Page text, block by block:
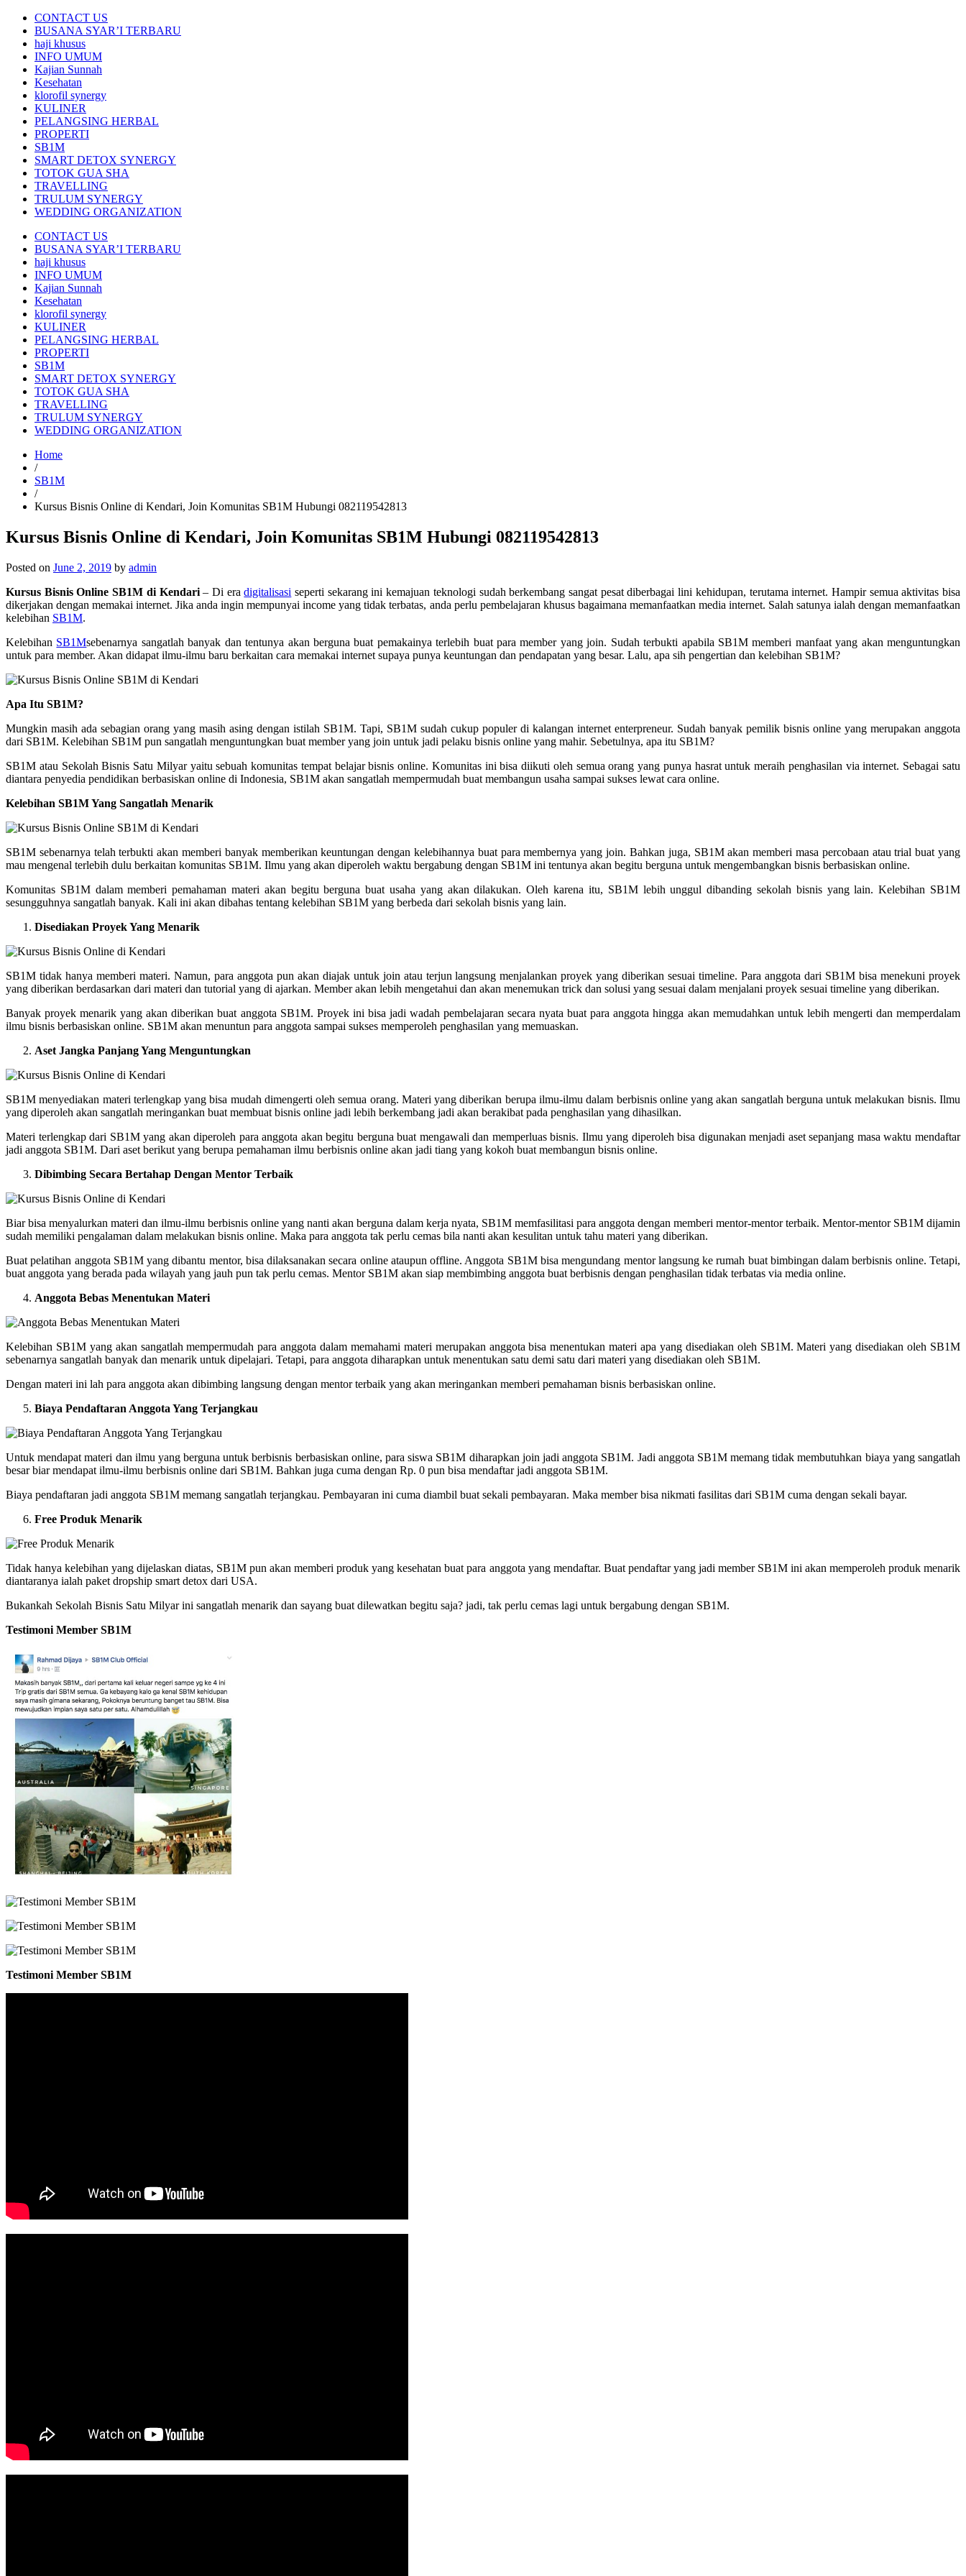
CONTACT US
BUSANA SYAR’I TERBARU
haji khusus
INFO UMUM
Kajian Sunnah
Kesehatan
klorofil synergy
KULINER
PELANGSING HERBAL
PROPERTI
SB1M
SMART DETOX SYNERGY
TOTOK GUA SHA
TRAVELLING
TRULUM SYNERGY
WEDDING ORGANIZATION
CONTACT US
BUSANA SYAR’I TERBARU
haji khusus
INFO UMUM
Kajian Sunnah
Kesehatan
klorofil synergy
KULINER
PELANGSING HERBAL
PROPERTI
SB1M
SMART DETOX SYNERGY
TOTOK GUA SHA
TRAVELLING
TRULUM SYNERGY
WEDDING ORGANIZATION
Home
/
SB1M
/
Kursus Bisnis Online di Kendari, Join Komunitas SB1M Hubungi 082119542813
Kursus Bisnis Online di Kendari, Join Komunitas SB1M Hubungi 082119542813
Posted on June 2, 2019 by admin
Kursus Bisnis Online SB1M di Kendari– Di eradigitalisasi seperti sekarang ini kemajuan teknologi sudah berkembang sangat pesat diberbagai lini kehidupan, terutama internet. Hampir semua aktivitas bisa
dikerjakan dengan memakai internet. Jika anda ingin mempunyai income yang tidak terbatas, anda perlu pembelajaran khusus bagaimana memanfaatkan media internet. Salah satunya ialah dengan memanfaatkan
kelebihan SB1M.
Kelebihan SB1Msebenarnya sangatlah banyak dan tentunya akan berguna buat pemakainya terlebih buat para member yang join. Sudah terbukti apabila SB1M memberi manfaat yang akan menguntungkan
untuk para member. Akan didapat ilmu-ilmu baru berkaitan cara memakai internet supaya punya keuntungan dan pendapatan yang besar. Lalu, apa sih pengertian dan kelebihan SB1M?
Apa Itu SB1M?
Mungkin masih ada sebagian orang yang masih asing dengan istilah SB1M. Tapi, SB1M sudah cukup populer di kalangan internet enterpreneur. Sudah banyak pemilik bisnis online yang merupakan anggota
dari SB1M. Kelebihan SB1M pun sangatlah menguntungkan buat member yang join untuk jadi pelaku bisnis online yang mahir. Sebetulnya, apa itu SB1M?
SB1M atau Sekolah Bisnis Satu Milyar yaitu sebuah komunitas tempat belajar bisnis online. Komunitas ini bisa diikuti oleh semua orang yang punya hasrat untuk meraih penghasilan via internet. Sebagai satu
diantara penyedia pendidikan berbasiskan online di Indonesia, SB1M akan sangatlah mempermudah buat membangun usaha sampai sukses lewat cara online.
Kelebihan SB1M Yang Sangatlah Menarik
SB1M sebenarnya telah terbukti akan memberi banyak memberikan keuntungan dengan kelebihannya buat para membernya yang join. Bahkan juga, SB1M akan memberi masa percobaan atau trial buat yang
mau mengenal terlebih dulu berkaitan komunitas SB1M. Ilmu yang akan diperoleh waktu bergabung dengan SB1M ini tentunya akan begitu berguna untuk mengembangkan bisnis berbasiskan online.
Komunitas SB1M dalam memberi pemahaman materi akan begitu berguna buat usaha yang akan dilakukan. Oleh karena itu, SB1M lebih unggul dibanding sekolah bisnis yang lain. Kelebihan SB1M
sesungguhnya sangatlah banyak. Kali ini akan dibahas tentang kelebihan SB1M yang berbeda dari sekolah bisnis yang lain.
Disediakan Proyek Yang Menarik
SB1M tidak hanya memberi materi. Namun, para anggota pun akan diajak untuk join atau terjun langsung menjalankan proyek yang diberikan sesuai timeline. Para anggota dari SB1M bisa menekuni proyek
yang diberikan berdasarkan dari materi dan tutorial yang di ajarkan. Member akan lebih mengetahui dan akan menemukan trick dan solusi yang sesuai dalam menjalani proyek sesuai timeline yang diberikan.
Banyak proyek menarik yang akan diberikan buat anggota SB1M. Proyek ini bisa jadi wadah pembelajaran secara nyata buat para anggota hingga akan memudahkan untuk lebih mengerti dan memperdalam
ilmu bisnis berbasiskan online. SB1M akan menuntun para anggota sampai sukses memperoleh penghasilan yang memuaskan.
Aset Jangka Panjang Yang Menguntungkan
SB1M menyediakan materi terlengkap yang bisa mudah dimengerti oleh semua orang. Materi yang diberikan berupa ilmu-ilmu dalam berbisnis online yang akan sangatlah berguna untuk melakukan bisnis. Ilmu
yang diperoleh akan sangatlah meringankan buat membuat bisnis online jadi lebih berkembang jadi akan berakibat pada penghasilan yang dihasilkan.
Materi terlengkap dari SB1M yang akan diperoleh para anggota akan begitu berguna buat mengawali dan memperluas bisnis. Ilmu yang diperoleh bisa digunakan menjadi aset sepanjang masa waktu mendaftar
jadi anggota SB1M. Dari aset berikut yang berupa pemahaman ilmu berbisnis online akan jadi tiang yang kokoh buat membangun bisnis online.
Dibimbing Secara Bertahap Dengan Mentor Terbaik
Biar bisa menyalurkan materi dan ilmu-ilmu berbisnis online yang nanti akan berguna dalam kerja nyata, SB1M memfasilitasi para anggota dengan memberi mentor-mentor terbaik. Mentor-mentor SB1M dijamin
sudah memiliki pengalaman dalam melakukan bisnis online. Maka para anggota tak perlu cemas bila nanti akan kesulitan untuk tahu materi yang diberikan.
Buat pelatihan anggota SB1M yang dibantu mentor, bisa dilaksanakan secara online ataupun offline. Anggota SB1M bisa mengundang mentor langsung ke rumah buat bimbingan dalam berbisnis online. Tetapi,
buat anggota yang berada pada wilayah yang jauh pun tak perlu cemas. Mentor SB1M akan siap membimbing anggota buat berbisnis dengan penghasilan tidak terbatas via media online.
Anggota Bebas Menentukan Materi
Kelebihan SB1M yang akan sangatlah mempermudah para anggota dalam memahami materi merupakan anggota bisa menentukan materi apa yang disediakan oleh SB1M. Materi yang disediakan oleh SB1M
sebenarnya sangatlah banyak dan menarik untuk dipelajari. Tetapi, para anggota diharapkan untuk menentukan satu demi satu dari materi yang disediakan oleh SB1M.
Dengan materi ini lah para anggota akan dibimbing langsung dengan mentor terbaik yang akan meringankan memberi pemahaman bisnis berbasiskan online.
Biaya Pendaftaran Anggota Yang Terjangkau
Untuk mendapat materi dan ilmu yang berguna untuk berbisnis berbasiskan online, para siswa SB1M diharapkan join jadi anggota SB1M. Jadi anggota SB1M memang tidak membutuhkan biaya yang sangatlah
besar biar mendapat ilmu-ilmu berbisnis online dari SB1M. Bahkan juga cuma dengan Rp. 0 pun bisa mendaftar jadi anggota SB1M.
Biaya pendaftaran jadi anggota SB1M memang sangatlah terjangkau. Pembayaran ini cuma diambil buat sekali pembayaran. Maka member bisa nikmati fasilitas dari SB1M cuma dengan sekali bayar.
Free Produk Menarik
Tidak hanya kelebihan yang dijelaskan diatas, SB1M pun akan memberi produk yang kesehatan buat para anggota yang mendaftar. Buat pendaftar yang jadi member SB1M ini akan memperoleh produk menarik
diantaranya ialah paket dropship smart detox dari USA.
Bukankah Sekolah Bisnis Satu Milyar ini sangatlah menarik dan sayang buat dilewatkan begitu saja? jadi, tak perlu cemas lagi untuk bergabung dengan SB1M.
Testimoni Member SB1M
Testimoni Member SB1M